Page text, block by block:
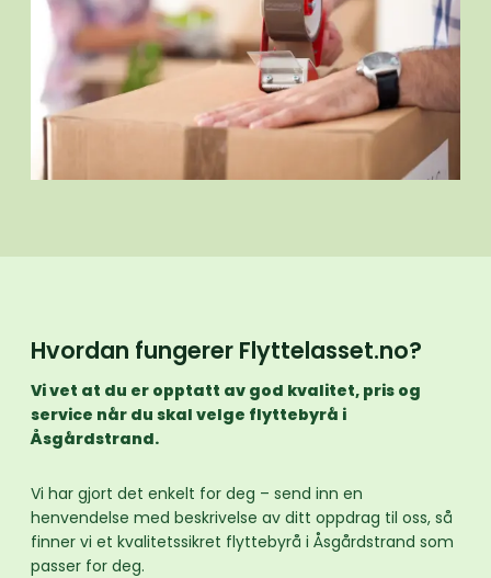
Hvordan fungerer Flyttelasset.no?
Vi vet at du er opptatt av god kvalitet, pris og
service når du skal velge flyttebyrå i
Åsgårdstrand.
Vi har gjort det enkelt for deg – send inn en
henvendelse med beskrivelse av ditt oppdrag til oss, så
finner vi et kvalitetssikret flyttebyrå i Åsgårdstrand som
passer for deg.